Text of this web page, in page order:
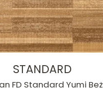
STANDARD
FD Standard Yumi Beż